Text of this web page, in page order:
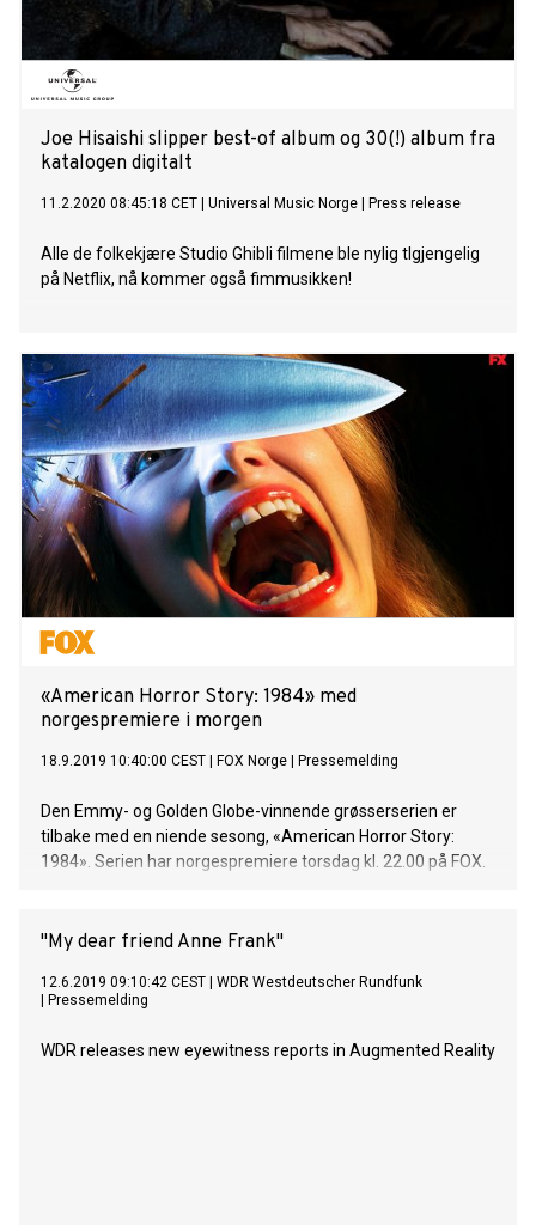
Joe Hisaishi slipper best-of album og 30(!) album fra
katalogen digitalt
11.2.2020 08:45:18 CET Universal Music Norge Press release
Alle de folkekjære Studio Ghibli filmene ble nylig tlgjengelig
på Netflix, nå kommer også fimmusikken!
«American Horror Story: 1984» med
norgespremiere i morgen
18.9.2019 10:40:00 CEST FOX Norge Pressemelding
Den Emmy- og Golden Globe-vinnende grøsserserien er
tilbake med en niende sesong, «American Horror Story:
1984». Serien har norgespremiere torsdag kl. 22.00 på FOX.
"My dear friend Anne Frank"
12.6.2019 09:10:42 CEST
WDR Westdeutscher Rundfunk
Pressemelding
WDR releases new eyewitness reports in Augmented Reality